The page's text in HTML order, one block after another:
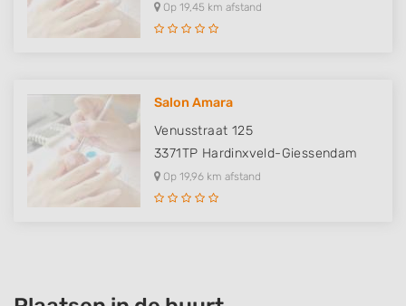
Op 19,45 km afstand
Salon Amara
Venusstraat 125
3371TP Hardinxveld-Giessendam
Op 19,96 km afstand